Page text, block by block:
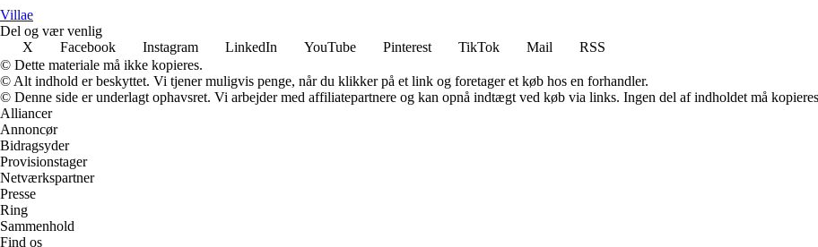
Villae
Del og vær venlig
X
Facebook Instagram LinkedIn YouTube Pinterest TikTok Mail
RSS
© Dette materiale må ikke kopieres.
© Alt indhold er beskyttet. Vi tjener muligvis penge, når du klikker på et link og foretager et køb hos en forhandler.
© Denne side er underlagt ophavsret. Vi arbejder med affiliatepartnere og kan opnå indtægt ved køb via links. Ingen del af indholdet må
Alliancer
Annoncør
Bidragsyder
Provisionstager
Netværkspartner
Presse
Ring
Sammenhold
Find os